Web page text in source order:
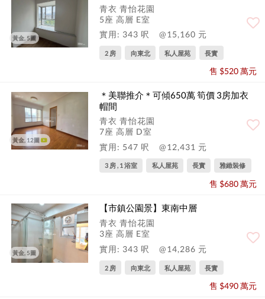
黃金, 5圖
青衣 青怡花園
5座 高層 E室
實用: 343 呎
@15,160 元
2 房 向東北 私人屋苑 長實
售 $520 萬元
黃金, 12圖
＊美聯推介＊可傾650萬 筍價 3房加衣
帽間
青衣 青怡花園
7座 高層 D室
實用: 547 呎
@12,431 元
3 房 , 1 浴室 私人屋苑 長實 雅緻裝修
售 $680 萬元
黃金, 5圖
【市鎮公園景】東南中層
青衣 青怡花園
3座 高層 E室
實用: 343 呎
@14,286 元
2 房 向東北 私人屋苑 長實
售 $490 萬元